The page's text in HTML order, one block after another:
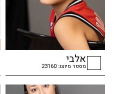
checkbox
אלבי
מספר מיוצג: 23160